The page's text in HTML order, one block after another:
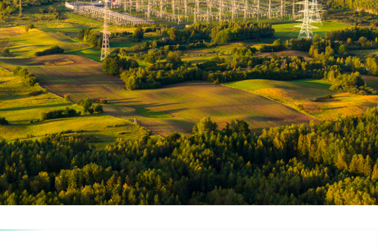
dla obszarów biznesowych objętych zakresem zmian wynikających z II etapu reformy RB.
szereg działań związanych z obowiązkami wynikającymi z regulacji krajowych i europejskich.
danych o bieżącej produkcji energii elektrycznej, aktualnym zapotrzebowaniu na moc, a także
pozwala na zapoznawanie się z aktualną sytuacją bilansową w KSE oraz promuje działania na
bilansu mocy poprzez jej oszczędzanie i racjonalizowanie użycia.
procesów wymiany strukturalnych pomiędzy OSP,OSD
i SGU oraz wynikających z nich wymagań
uzgodnienia i prace projektowe w zakresie umożliwienia wymiany danych planistycznych
i wdrożeniem Systemu Zarządzania Modelem Sieci (Network Model Management System
prace związane z rozszerzeniem modelu informacyjnego (rozszerzenia CIM) wynikającego ze
modeli sieci KSE dla wymaganych horyzontów czasowych.
podsystemówSCADA orazEMS
Systemu DYSTER.
II etapu reformy RB, m.in:
z uczestnikami RB z wykorzystaniem kanałów komunikacyjnych WIRE i SOWE oraz